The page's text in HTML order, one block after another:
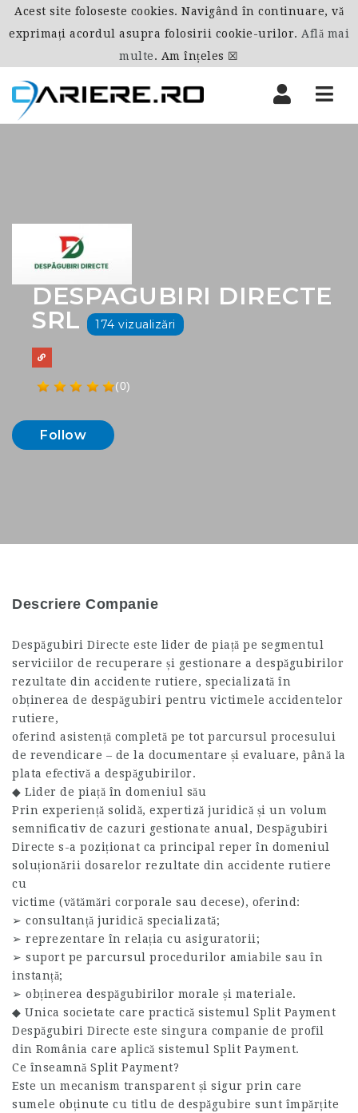
DESPAGUBIRI DIRECTE
SRL
174 vizualizări
(0)
Follow
Descriere Companie
Despăgubiri Directe este lider de piață pe segmentul
serviciilor de recuperare și gestionare a despăgubirilor
rezultate din accidente rutiere, specializată în
obținerea de despăgubiri pentru victimele accidentelor
rutiere,
oferind asistență completă pe tot parcursul procesului
de revendicare – de la documentare și evaluare, până la
plata efectivă a despăgubirilor.
◆ Lider de piață în domeniul său
Prin experiență solidă, expertiză juridică și un volum
semnificativ de cazuri gestionate anual, Despăgubiri
Directe s-a poziționat ca principal reper în domeniul
soluționării dosarelor rezultate din accidente rutiere
cu
victime (vătămări corporale sau decese), oferind:
➢ consultanță juridică specializată;
➢ reprezentare în relația cu asiguratorii;
➢ suport pe parcursul procedurilor amiabile sau în
instanță;
➢ obținerea despăgubirilor morale și materiale.
◆ Unica societate care practică sistemul Split Payment
Despăgubiri Directe este singura companie de profil
din România care aplică sistemul Split Payment.
Ce înseamnă Split Payment?
Este un mecanism transparent și sigur prin care
sumele obținute cu titlu de despăgubire sunt împărțite
Acest site foloseste cookies. Navigând în continuare, vă
exprimați acordul asupra folosirii cookie-urilor. Află mai
multe. Am înțeles ☒